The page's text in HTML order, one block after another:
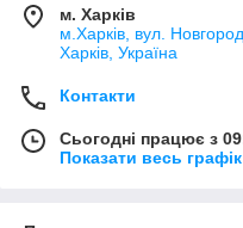
м. Харків
м.Харків, вул.
Харків, Україна
Контакти
Сьогодні працює з
Показати весь